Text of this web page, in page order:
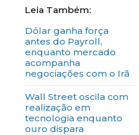
Dólar ganha força
antes do Payroll,
enquanto mercado
acompanha
negociações com o Irã
Wall Street oscila com
realização em
tecnologia enquanto
ouro dispara